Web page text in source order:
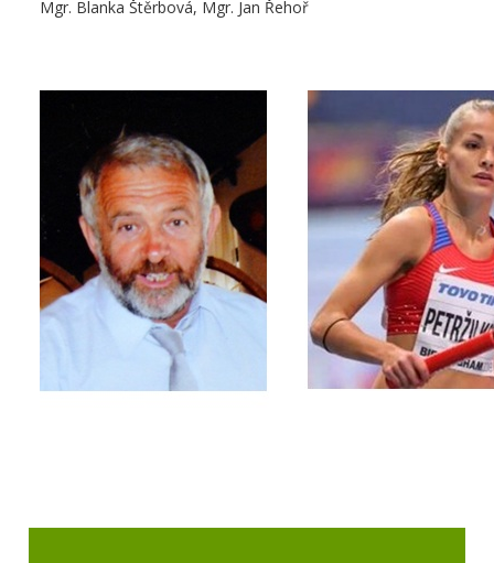
Mgr. Blanka Štěrbová, Mgr. Jan Řehoř